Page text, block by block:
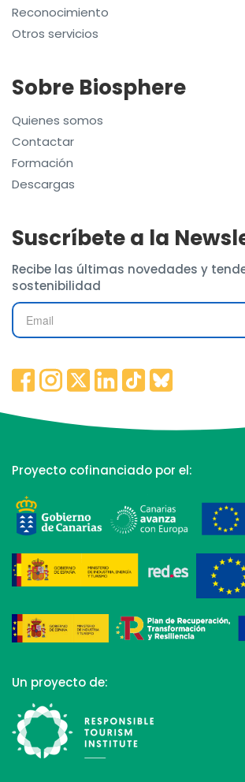
Reconocimiento
Otros servicios
Sobre Biosphere
Quienes somos
Contactar
Formación
Descargas
Suscríbete a la
Recibe las últimas novedades y
sostenibilidad
Proyecto cofinanciado por el:
Un proyecto de: